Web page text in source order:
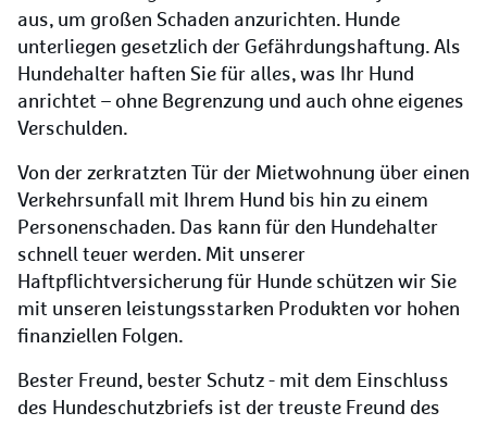
aus, um großen Schaden anzurichten. Hunde
unterliegen gesetzlich der Gefährdungshaftung. Als
Hundehalter haften Sie für alles, was Ihr Hund
anrichtet – ohne Begrenzung und auch ohne eigenes
Verschulden.
Von der zerkratzten Tür der Mietwohnung über einen
Verkehrsunfall mit Ihrem Hund bis hin zu einem
Personenschaden. Das kann für den Hundehalter
schnell teuer werden. Mit unserer
Haftpflichtversicherung für Hunde schützen wir Sie
mit unseren leistungsstarken Produkten vor hohen
finanziellen Folgen.
Bester Freund, bester Schutz - mit dem Einschluss
des Hundeschutzbriefs ist der treuste Freund des